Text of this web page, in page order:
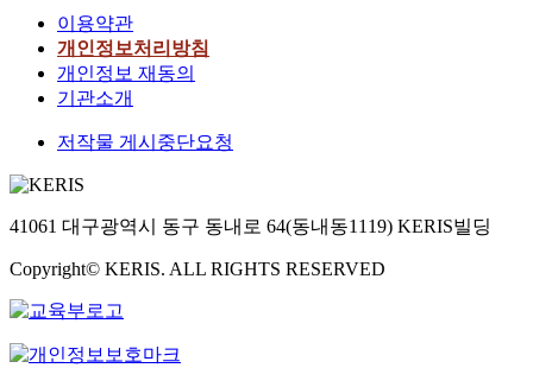
이용약관
개인정보처리방침
개인정보 재동의
기관소개
저작물 게시중단요청
41061 대구광역시 동구 동내로 64(동내동1119) KERIS빌딩
Copyright© KERIS. ALL RIGHTS RESERVED